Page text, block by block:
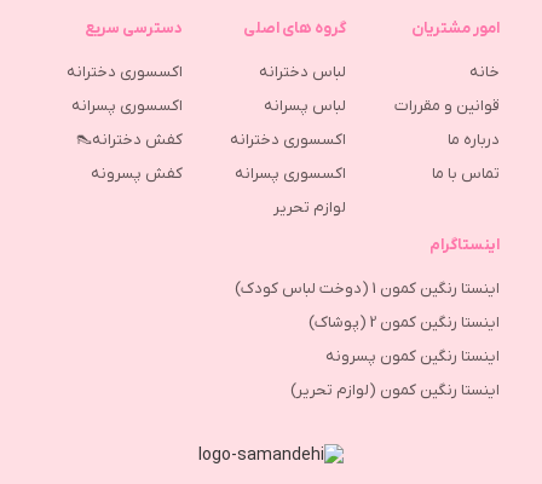
امور مشتریان
خانه
قوانین و مقررات
درباره ما
تماس با ما
گروه های اصلی
لباس دخترانه
لباس پسرانه
اکسسوری دخترانه
اکسسوری پسرانه
لوازم تحریر
دسترسی سریع
اکسسوری دخترانه
اکسسوری پسرانه
کفش دخترانه👠
كفش پسرونه
اینستاگرام
اینستا رنگین کمون 1 (دوخت لباس کودک)
اینستا رنگین کمون 2 (پوشاک)
اینستا رنگین کمون پسرونه
اینستا رنگین کمون (لوازم تحریر)